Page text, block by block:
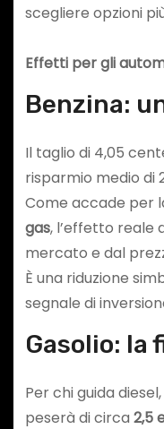
scegliere opzioni
Effetti per gli
Benzina:
Il taglio di 4,05
risparmio medio di
Come accade per
gas, l’effetto reale
mercato e dal
È una riduzione
segnale di
Gasolio: la
Per chi guida
peserà di circa 2,5